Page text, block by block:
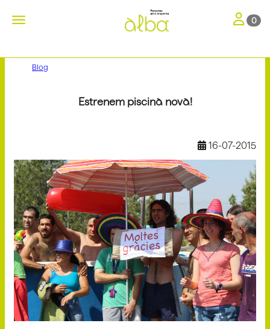
Toggle navigation Toggle
0
Blog
Estrenem piscina nova!
16-07-2015